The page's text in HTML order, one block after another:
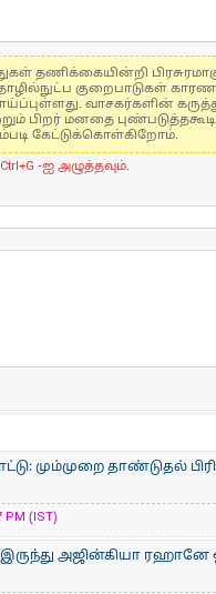
தணிக்கையின்றி
குறைபாடுகள்
வாசகர்களின்
பிறர் மனதை
கேட்டுக்கொள்கிறோம்.
-ஐ அழுத்தவும்.
மும்முறை தாண்டுதல்
(IST)
இருந்து அஜின்கியா ரஹானே